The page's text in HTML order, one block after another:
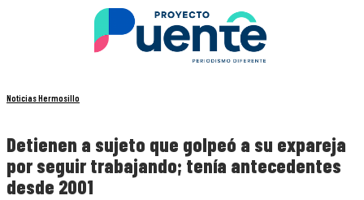
Noticias Hermosillo
Detienen a sujeto que golpeó a su expareja
por seguir trabajando; tenía antecedentes
desde 2001